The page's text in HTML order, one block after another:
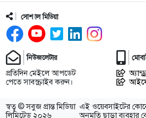
গোয়াইনঘাটে ১৭০ বোতল ভারতীয়
উদ্ধার, গ্রেপ্তার ১
১২
জুলাই গণঅভ্যুত্থান দিবস উপলক্ষে
সভা
১৩
জকিগঞ্জে নিরাপদ ও টেকসই কৃষি
ব্যবহারে নারীদের অংশগ্রহণ বিষয়ক
১৪
সোশ্যাল মিডিয়া
নিউজলেটার
প্রতিদিন মেইলে আপডেট
পেতে সাবস্ক্রাইব করুন।
স্বত্ব © সবুজ প্রান্ত মিডিয়া
লিমিটেড ২০২৬
এই ওয়েবসাইটের
অনুমতি ছাড়া ব্যবহার